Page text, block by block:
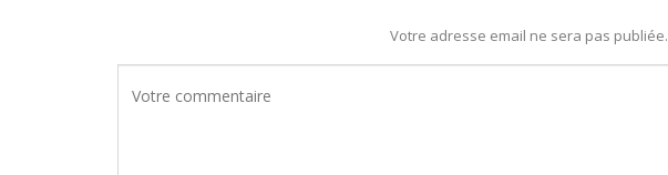
Votre adresse email ne sera pas publiée.